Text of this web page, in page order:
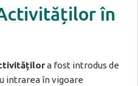
în
a fost introdus de
intrarea în vigoare